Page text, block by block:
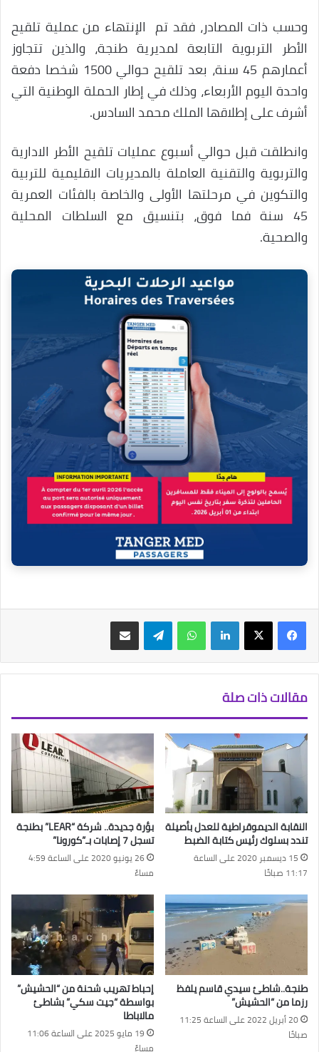
وحسب ذات المصادر، فقد تم الإنتهاء من عملية تلقيح
الأطر التربوية التابعة لمديرية طنجة، والذين تتجاوز
أعمارهم 45 سنة، بعد تلقيح حوالي 1500 شخصا دفعة
واحدة اليوم الأربعاء، وذلك في إطار الحملة الوطنية التي
أشرف على إطلاقها الملك محمد السادس.
وانطلقت قبل حوالي أسبوع عمليات تلقيح الأطر الادارية
والتربوية والتقنية العاملة بالمديريات الاقليمية للتربية
والتكوين في مرحلتها الأولى والخاصة بالفئات العمرية
45 سنة فما فوق، بتنسيق مع السلطات المحلية
والصحية.
فيسبوك‫X لينكدإن واتساب تيلقرام مشاركة عبر البريد
مقالات ذات صلة
النقابة الديموقراطية للعدل بأصيلة
تندد بسلوك رئيس كتابة الضبط
15 ديسمبر 2020 على الساعة
11:17 صباحًا
بؤرة جديدة.. شركة “LEAR” بطنجة
تسجل 7 إصابات بـ”كورونا”
26 يونيو 2020 على الساعة 4:59
مساءً
طنجة..شاطئ سيدي قاسم يلفظ
رزما من “الحشيش”
20 أبريل 2022 على الساعة 11:25
صباحًا
إحباط تهريب شحنة من “الحشيش”
بواسطة “جيت سكي” بشاطئ
مالاباطا
19 مايو 2025 على الساعة 11:06
مساءً